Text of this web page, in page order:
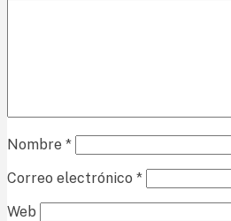
Nombre *
Correo electrónico *
Web